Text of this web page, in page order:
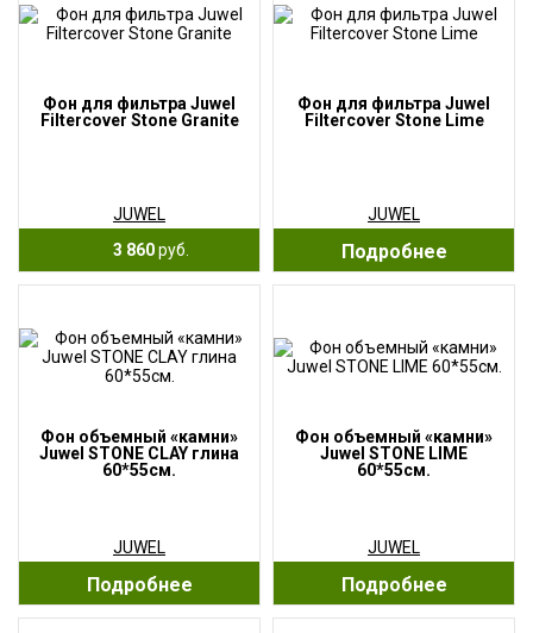
Фон для фильтра Juwel
Filtercover Stone Granite
JUWEL
3 860руб.
Фон для фильтра Juwel
Filtercover Stone Lime
JUWEL
Подробнее
Фон объемный «камни»
Juwel STONE CLAY глина
60*55см.
JUWEL
Подробнее
Фон объемный «камни»
Juwel STONE LIME
60*55см.
JUWEL
Подробнее